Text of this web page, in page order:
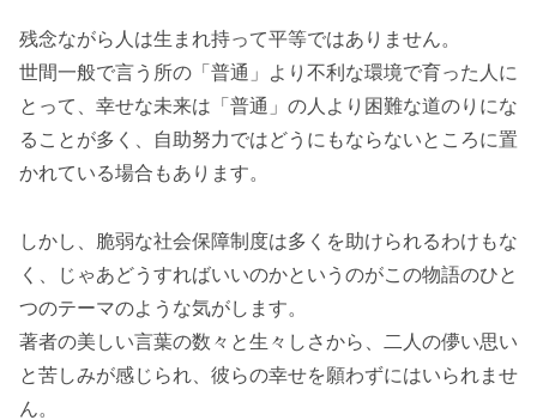
残念ながら人は生まれ持って平等ではありません。
世間一般で言う所の「普通」より不利な環境で育った人に
とって、幸せな未来は「普通」の人より困難な道のりにな
ることが多く、自助努力ではどうにもならないところに置
かれている場合もあります。
しかし、脆弱な社会保障制度は多くを助けられるわけもな
く、じゃあどうすればいいのかというのがこの物語のひと
つのテーマのような気がします。
著者の美しい言葉の数々と生々しさから、二人の儚い思い
と苦しみが感じられ、彼らの幸せを願わずにはいられませ
ん。